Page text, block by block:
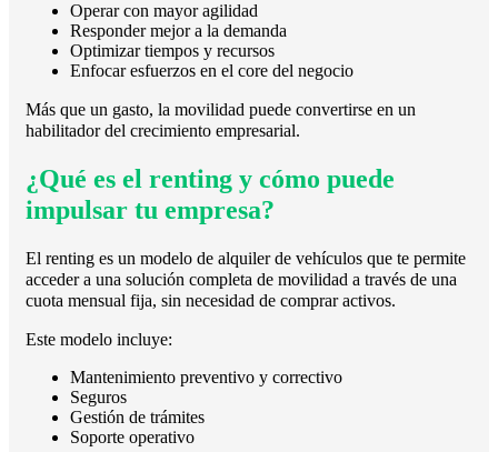
Operar con mayor agilidad
Responder mejor a la demanda
Optimizar tiempos y recursos
Enfocar esfuerzos en el core del negocio
Más que un gasto, la movilidad puede convertirse en un
habilitador del crecimiento empresarial.
¿Qué es el renting y cómo puede
impulsar tu empresa?
El renting es un modelo de alquiler de vehículos que te permite
acceder a una solución completa de movilidad a través de una
cuota mensual fija, sin necesidad de comprar activos.
Este modelo incluye:
Mantenimiento preventivo y correctivo
Seguros
Gestión de trámites
Soporte operativo